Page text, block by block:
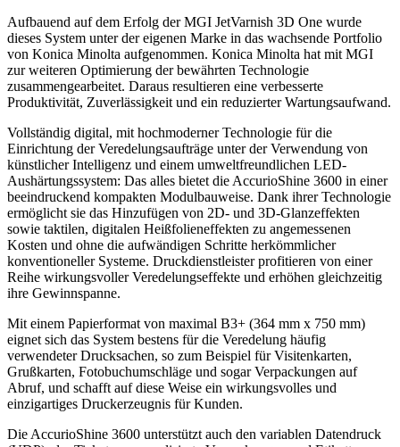
Aufbauend auf dem Erfolg der MGI JetVarnish 3D One wurde
dieses System unter der eigenen Marke in das wachsende Portfolio
von Konica Minolta aufgenommen. Konica Minolta hat mit MGI
zur weiteren Optimierung der bewährten Technologie
zusammengearbeitet. Daraus resultieren eine verbesserte
Produktivität, Zuverlässigkeit und ein reduzierter Wartungsaufwand.
Vollständig digital, mit hochmoderner Technologie für die
Einrichtung der Veredelungsaufträge unter der Verwendung von
künstlicher Intelligenz und einem umweltfreundlichen LED-
Aushärtungssystem: Das alles bietet die AccurioShine 3600 in einer
beeindruckend kompakten Modulbauweise. Dank ihrer Technologie
ermöglicht sie das Hinzufügen von 2D- und 3D-Glanzeffekten
sowie taktilen, digitalen Heißfolieneffekten zu angemessenen
Kosten und ohne die aufwändigen Schritte herkömmlicher
konventioneller Systeme. Druckdienstleister profitieren von einer
Reihe wirkungsvoller Veredelungseffekte und erhöhen gleichzeitig
ihre Gewinnspanne.
Mit einem Papierformat von maximal B3+ (364 mm x 750 mm)
eignet sich das System bestens für die Veredelung häufig
verwendeter Drucksachen, so zum Beispiel für Visitenkarten,
Grußkarten, Fotobuchumschläge und sogar Verpackungen auf
Abruf, und schafft auf diese Weise ein wirkungsvolles und
einzigartiges Druckerzeugnis für Kunden.
Die AccurioShine 3600 unterstützt auch den variablen Datendruck